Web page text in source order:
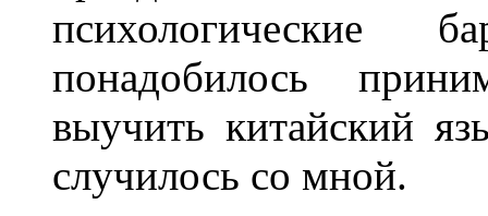
понадобилось
выучить китайский
случилось со мной.